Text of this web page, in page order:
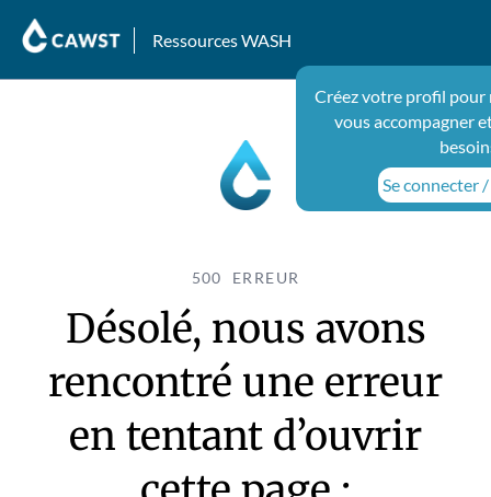
Ressources WASH
Créez votre profil pour
vous accompagner
Se connecter
500 ERREUR
Désolé, nous avons
rencontré une erreur
en tentant d’ouvrir